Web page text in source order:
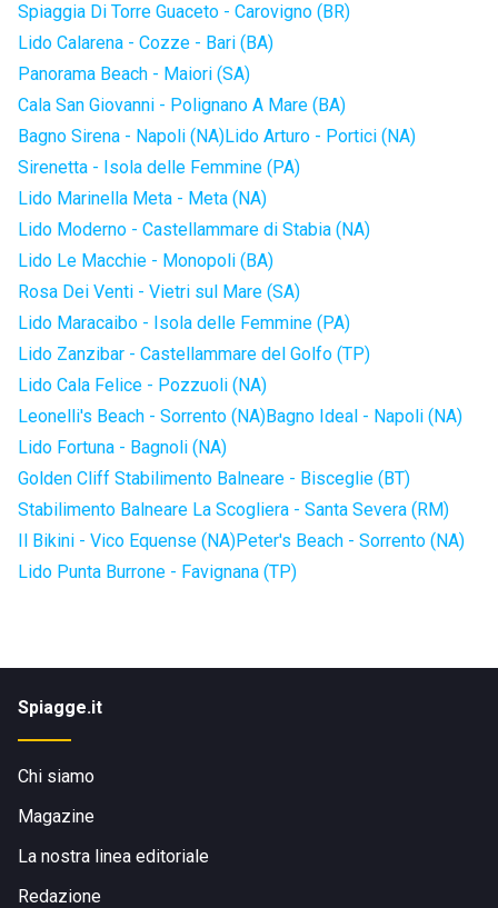
Spiaggia Di Torre Guaceto - Carovigno (BR)
Lido Calarena - Cozze - Bari (BA)
Panorama Beach - Maiori (SA)
Cala San Giovanni - Polignano A Mare (BA)
Bagno Sirena - Napoli (NA)Lido Arturo - Portici (NA)
Sirenetta - Isola delle Femmine (PA)
Lido Marinella Meta - Meta (NA)
Lido Moderno - Castellammare di Stabia (NA)
Lido Le Macchie - Monopoli (BA)
Rosa Dei Venti - Vietri sul Mare (SA)
Lido Maracaibo - Isola delle Femmine (PA)
Lido Zanzibar - Castellammare del Golfo (TP)
Lido Cala Felice - Pozzuoli (NA)
Leonelli's Beach - Sorrento (NA)Bagno Ideal - Napoli (NA)
Lido Fortuna - Bagnoli (NA)
Golden Cliff Stabilimento Balneare - Bisceglie (BT)
Stabilimento Balneare La Scogliera - Santa Severa (RM)
Il Bikini - Vico Equense (NA)Peter's Beach - Sorrento (NA)
Lido Punta Burrone - Favignana (TP)
Spiagge.it
Chi siamo
Magazine
La nostra linea editoriale
Redazione